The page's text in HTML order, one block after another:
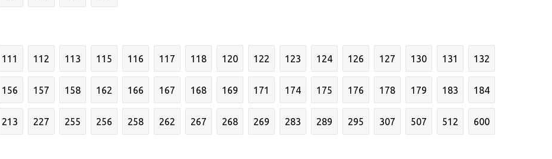
111 112 113 115 116 117 118 120 122 123 124 126 127 130 131 132
156 157 158 162 166 167 168 169 171 174 175 176 178 179 183 184
213 227 255 256 258 262 267 268 269 283 289 295 307 507 512 600